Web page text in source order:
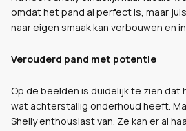
omdat het pand al perfect is, maar
naar eigen smaak kan verbouwen en
Verouderd pand met potentie
Op de beelden is duidelijk te zien
wat achterstallig onderhoud heeft.
Shelly enthousiast van. Ze kan er al